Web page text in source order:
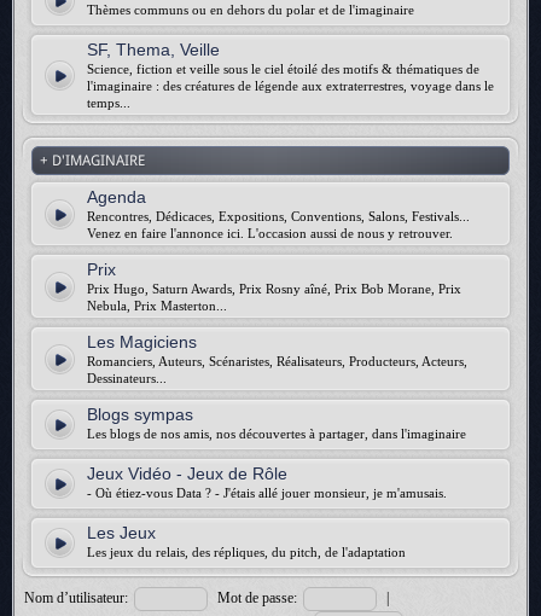
Thèmes communs ou en dehors du polar et de l'imaginaire
SF, Thema, Veille
Science, fiction et veille sous le ciel étoilé des motifs & thématiques de
l'imaginaire : des créatures de légende aux extraterrestres, voyage dans le
temps...
+ D'IMAGINAIRE
Agenda
Rencontres, Dédicaces, Expositions, Conventions, Salons, Festivals...
Venez en faire l'annonce ici. L'occasion aussi de nous y retrouver.
Prix
Prix Hugo, Saturn Awards, Prix Rosny aîné, Prix Bob Morane, Prix
Nebula, Prix Masterton...
Les Magiciens
Romanciers, Auteurs, Scénaristes, Réalisateurs, Producteurs, Acteurs,
Dessinateurs...
Blogs sympas
Les blogs de nos amis, nos découvertes à partager, dans l'imaginaire
Jeux Vidéo - Jeux de Rôle
- Où étiez-vous Data ? - J'étais allé jouer monsieur, je m'amusais.
Les Jeux
Les jeux du relais, des répliques, du pitch, de l'adaptation
Nom d’utilisateur: Mot de passe:
|